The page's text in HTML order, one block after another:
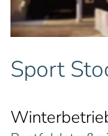
Sport